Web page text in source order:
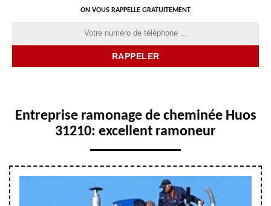
ON VOUS RAPPELLE GRATUITEMENT
Entreprise ramonage de cheminée Huos
31210: excellent ramoneur